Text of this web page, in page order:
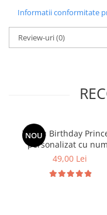
Informatii conformitate
Review-uri(0)
NOU
Tricou Birthday
personalizat cu
49,00 Lei